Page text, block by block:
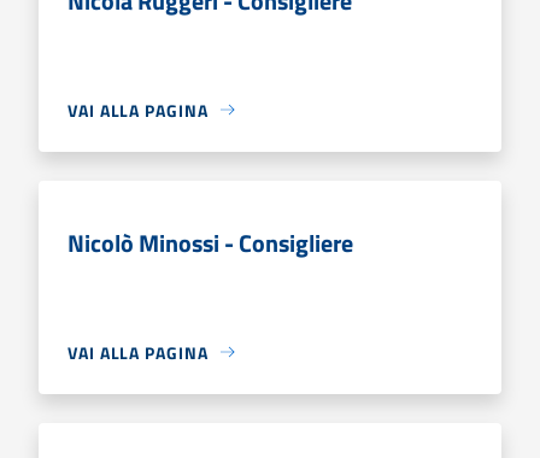
VAI ALLA PAGINA
Nicolò Minossi - Consigliere
VAI ALLA PAGINA